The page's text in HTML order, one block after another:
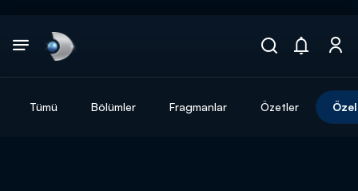
Tümü Bölümler Fragmanlar Özetler